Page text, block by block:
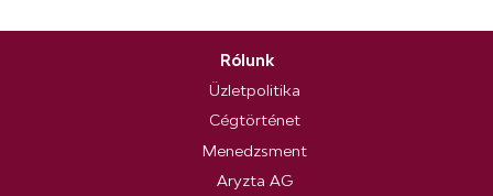
Rólunk
Üzletpolitika
Cégtörténet
Menedzsment
Aryzta AG